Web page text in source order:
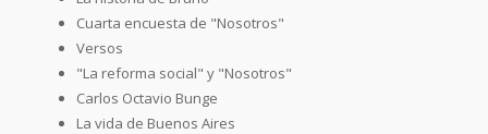
Cuarta encuesta de "Nosotros"
Versos
"La reforma social" y "Nosotros"
Carlos Octavio Bunge
La vida de Buenos Aires